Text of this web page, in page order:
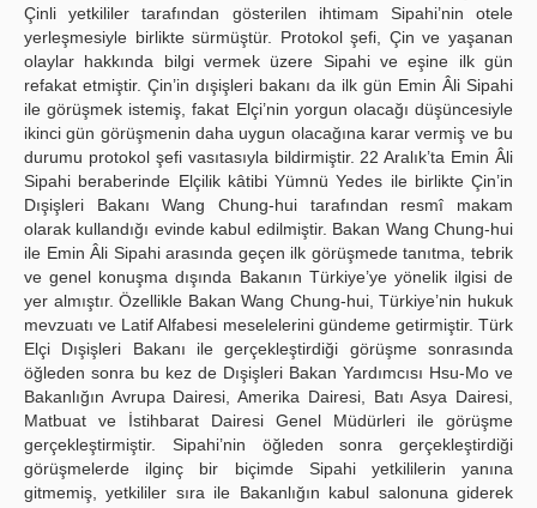
Çinli yetkililer tarafından gösterilen ihtimam Sipahi’nin otele
yerleşmesiyle birlikte sürmüştür. Protokol şefi, Çin ve yaşanan
olaylar hakkında bilgi vermek üzere Sipahi ve eşine ilk gün
refakat etmiştir. Çin’in dışişleri bakanı da ilk gün Emin Âli Sipahi
ile görüşmek istemiş, fakat Elçi’nin yorgun olacağı düşüncesiyle
ikinci gün görüşmenin daha uygun olacağına karar vermiş ve bu
durumu protokol şefi vasıtasıyla bildirmiştir. 22 Aralık’ta Emin Âli
Sipahi beraberinde Elçilik kâtibi Yümnü Yedes ile birlikte Çin’in
Dışişleri Bakanı Wang Chung-hui tarafından resmî makam
olarak kullandığı evinde kabul edilmiştir. Bakan Wang Chung-hui
ile Emin Âli Sipahi arasında geçen ilk görüşmede tanıtma, tebrik
ve genel konuşma dışında Bakanın Türkiye’ye yönelik ilgisi de
yer almıştır. Özellikle Bakan Wang Chung-hui, Türkiye’nin hukuk
mevzuatı ve Latif Alfabesi meselelerini gündeme getirmiştir. Türk
Elçi Dışişleri Bakanı ile gerçekleştirdiği görüşme sonrasında
öğleden sonra bu kez de Dışişleri Bakan Yardımcısı Hsu-Mo ve
Bakanlığın Avrupa Dairesi, Amerika Dairesi, Batı Asya Dairesi,
Matbuat ve İstihbarat Dairesi Genel Müdürleri ile görüşme
gerçekleştirmiştir. Sipahi’nin öğleden sonra gerçekleştirdiği
görüşmelerde ilginç bir biçimde Sipahi yetkililerin yanına
gitmemiş, yetkililer sıra ile Bakanlığın kabul salonuna giderek